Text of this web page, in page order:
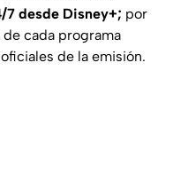
7 desde Disney+; por
cada programa
de la emisión.